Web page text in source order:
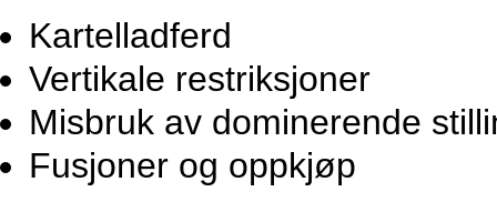
Kartelladferd
Vertikale restriksjoner
Misbruk av dominerende
Fusjoner og oppkjøp